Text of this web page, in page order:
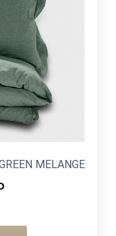
MELANGE